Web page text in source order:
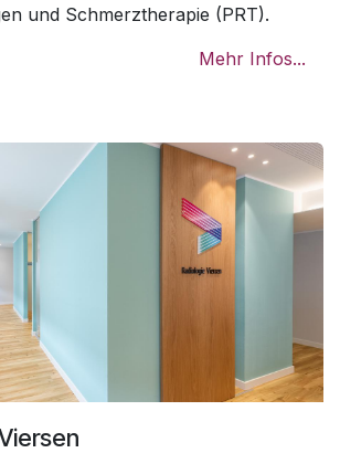
und Schmerztherapie (PRT).
Mehr Infos...